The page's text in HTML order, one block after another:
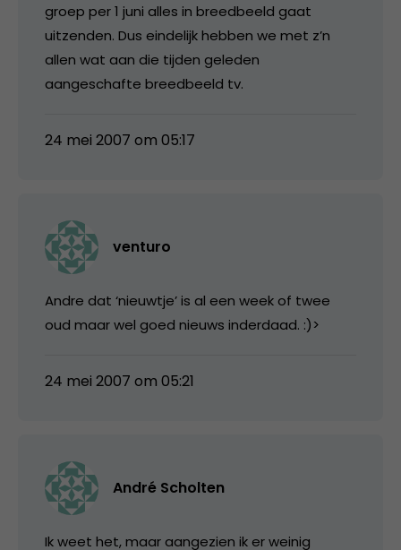
groep per 1 juni alles in breedbeeld gaat
uitzenden. Dus eindelijk hebben we met z’n
allen wat aan die tijden geleden
aangeschafte breedbeeld tv.
24 mei 2007 om 05:17
venturo
Andre dat ‘nieuwtje’ is al een week of twee
oud maar wel goed nieuws inderdaad. :)>
24 mei 2007 om 05:21
André Scholten
Ik weet het, maar aangezien ik er weinig